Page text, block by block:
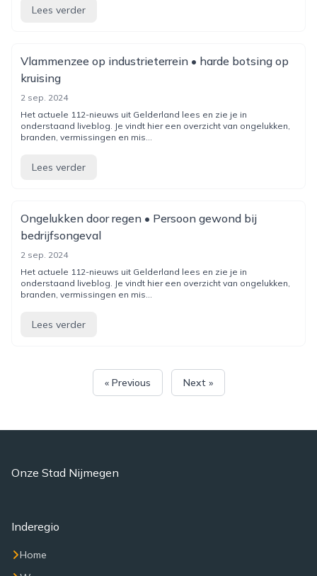
Lees verder
Vlammenzee op industrieterrein • harde botsing op
kruising
2 sep. 2024
Het actuele 112-nieuws uit Gelderland lees en zie je in
onderstaand liveblog. Je vindt hier een overzicht van ongelukken,
branden, vermissingen en mis...
Lees verder
Ongelukken door regen • Persoon gewond bij
bedrijfsongeval
2 sep. 2024
Het actuele 112-nieuws uit Gelderland lees en zie je in
onderstaand liveblog. Je vindt hier een overzicht van ongelukken,
branden, vermissingen en mis...
Lees verder
« Previous Next »
Onze Stad Nijmegen
Inderegio
Home